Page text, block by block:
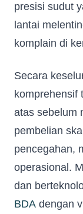
presisi sudut
lantai
komplain di
Secara
komprehensif
atas sebelum
pembelian
pencegahan,
operasional.
dan
BDA dengan